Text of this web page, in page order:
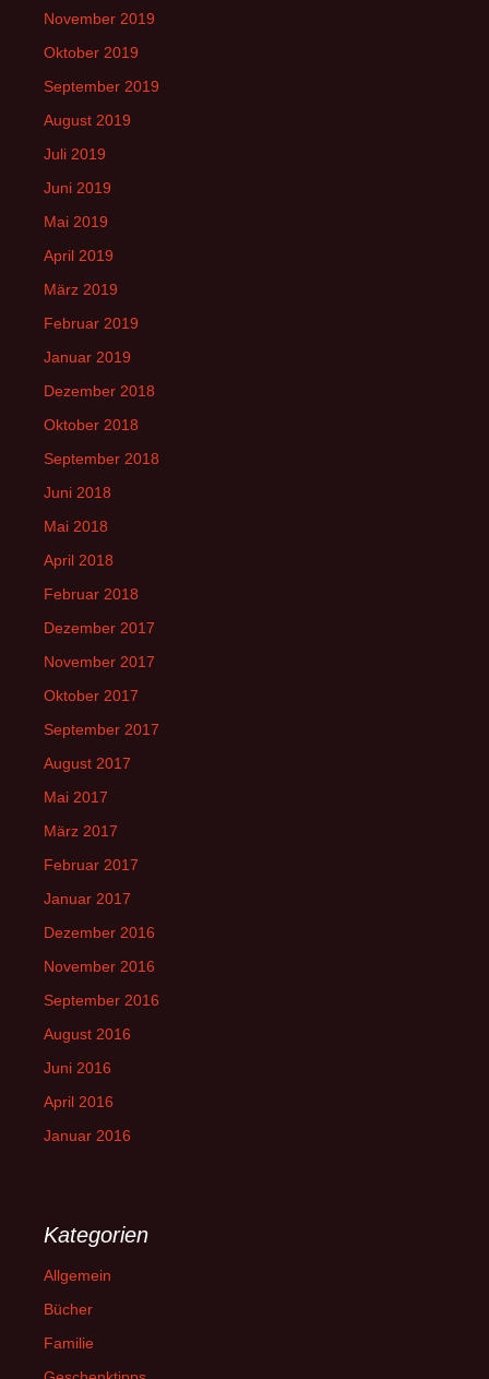
November 2019
Oktober 2019
September 2019
August 2019
Juli 2019
Juni 2019
Mai 2019
April 2019
März 2019
Februar 2019
Januar 2019
Dezember 2018
Oktober 2018
September 2018
Juni 2018
Mai 2018
April 2018
Februar 2018
Dezember 2017
November 2017
Oktober 2017
September 2017
August 2017
Mai 2017
März 2017
Februar 2017
Januar 2017
Dezember 2016
November 2016
September 2016
August 2016
Juni 2016
April 2016
Januar 2016
Kategorien
Allgemein
Bücher
Familie